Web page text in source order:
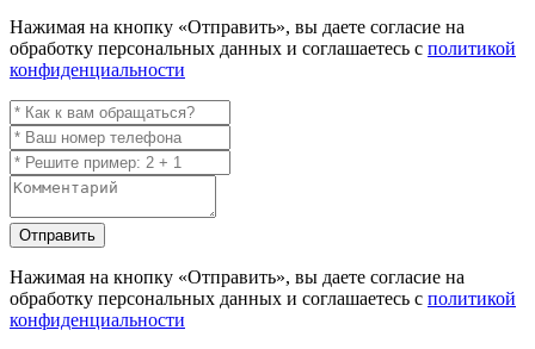
Нажимая на кнопку «Отправить», вы даете согласие на
обработку персональных данных и соглашаетесь с политикой
конфиденциальности
Отправить
Нажимая на кнопку «Отправить», вы даете согласие на
обработку персональных данных и соглашаетесь с политикой
конфиденциальности